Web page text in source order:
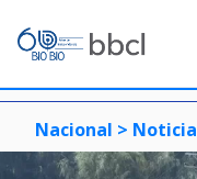
Nacional > Noticia